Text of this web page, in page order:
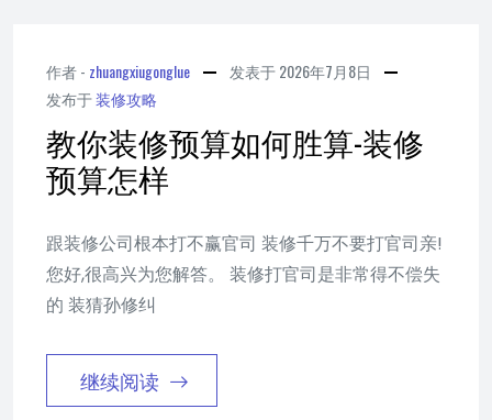
作者 - zhuangxiugonglue 发表于2026年7月8日
发布于装修攻略
教你装修预算如何胜算-装修
预算怎样
跟装修公司根本打不赢官司 装修千万不要打官司亲!
您好,很高兴为您解答。 装修打官司是非常得不偿失
的 装猜孙修纠
继续阅读